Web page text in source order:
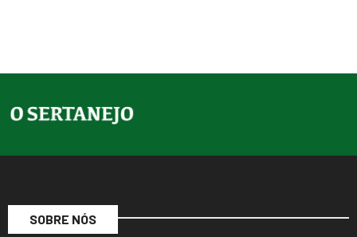
SOBRE NÓS